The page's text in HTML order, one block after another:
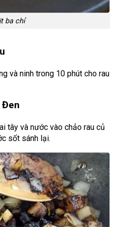
ba chỉ
và ninh trong 10 phút cho rau
Đen
tây và nước vào chảo rau củ
sốt sánh lại.